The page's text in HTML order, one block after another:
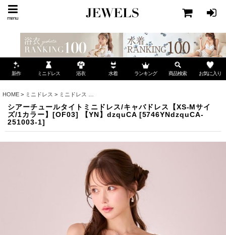
menu
新作 ミニドレス 浴衣 水着 ランキング 商品検索 お気に入り
HOME > ミニドレス > ミニドレス
シアーチュールタイトミニドレス/キャバドレス【XS-Mサイ
ズ/1カラー】[OF03] 【YN】dzquCA [5746YNdzquCA-
251003-1]